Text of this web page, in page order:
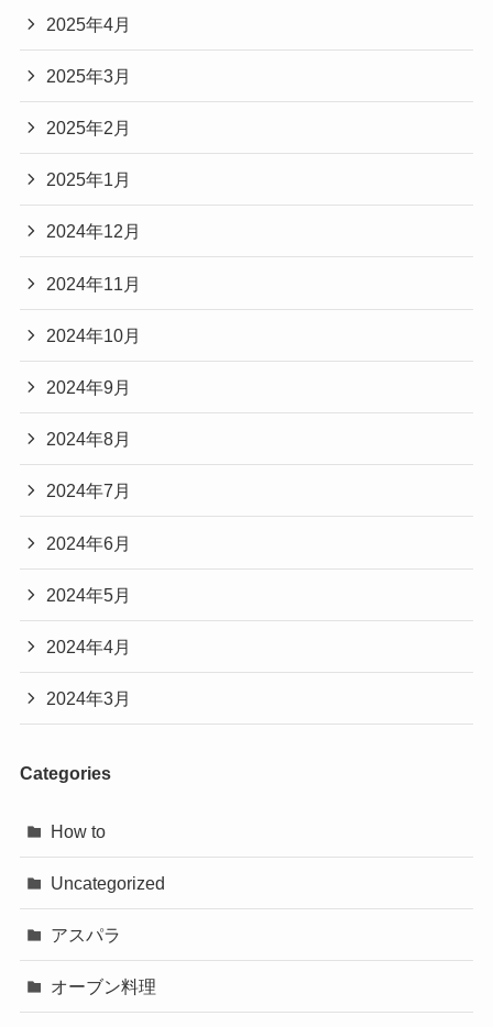
2025年4月
2025年3月
2025年2月
2025年1月
2024年12月
2024年11月
2024年10月
2024年9月
2024年8月
2024年7月
2024年6月
2024年5月
2024年4月
2024年3月
Categories
How to
Uncategorized
アスパラ
オーブン料理